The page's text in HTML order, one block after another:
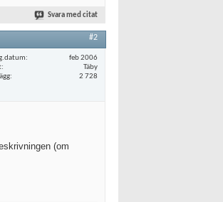
Svara med citat
#2
feb 2006
Täby
2 728
(om